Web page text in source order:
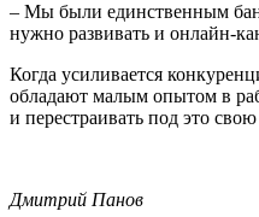
– Мы были единственным
нужно развивать и онлайн-
Когда усиливается
обладают малым опытом в
и перестраивать под это
Дмитрий Панов